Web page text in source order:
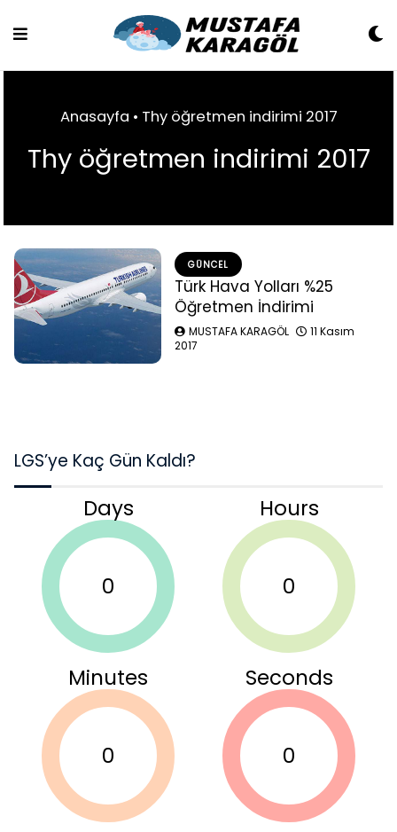
Anasayfa • Thy öğretmen indirimi 2017
Thy öğretmen indirimi 2017
GÜNCEL
Türk Hava Yolları %25
Öğretmen İndirimi
MUSTAFA KARAGÖL
11 Kasım
2017
LGS’ye Kaç Gün Kaldı?
Days
0
Hours
0
Minutes
0
Seconds
0